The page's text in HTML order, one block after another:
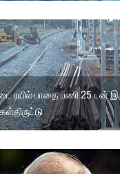
ரயில் பாதை பணி 25 டன்